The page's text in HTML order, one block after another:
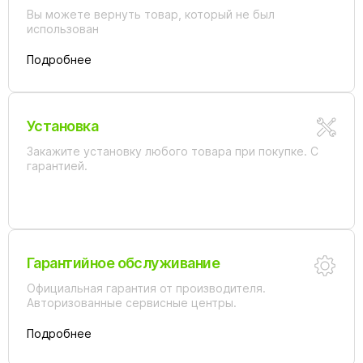
Вы можете вернуть товар, который не был
использован
Подробнее
Установка
Закажите установку любого товара при покупке. С
гарантией.
Гарантийное обслуживание
Официальная гарантия от производителя.
Авторизованные сервисные центры.
Подробнее